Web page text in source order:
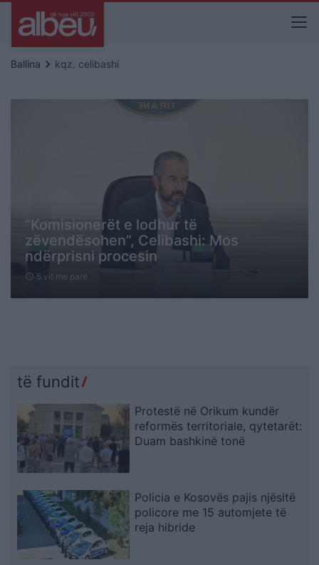
Ballina keyboard_arrow_right kqz. celibashi
“Komisionerët e lodhur të
zëvendësohen”, Celibashi: Mos
ndërprisni procesin
schedule 5 vit me parë
të fundit
Protestë në Orikum kundër
reformës territoriale, qytetarët:
Duam bashkinë tonë
Policia e Kosovës pajis njësitë
policore me 15 automjete të
reja hibride